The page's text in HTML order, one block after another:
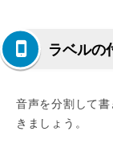
ラベルの
音声を分割して
きましょう。